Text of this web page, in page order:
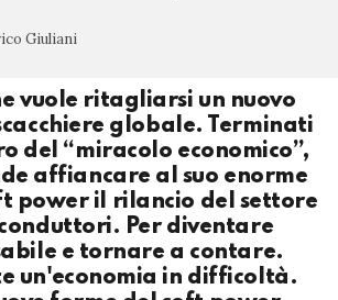
Giuliani
vuole ritagliarsi un nuovo
globale. Terminati
del “miracolo economico”,
affiancare al suo enorme
power il rilancio del settore
Per diventare
e tornare a contare.
un'economia in difficoltà.